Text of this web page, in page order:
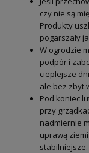
czy nie są
Produkty
pogarszały
W ogrodzie
podpór i
cieplejsze
ale bez zbyt
Pod koniec
przy
nadmiernie
uprawą
stabilniejsze.